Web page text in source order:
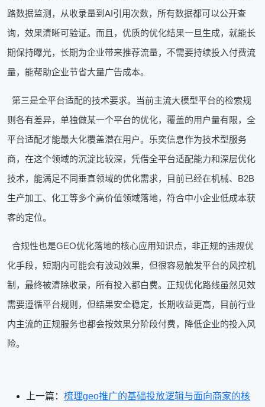
路数据监测，从收录量到AI引用次数，所有数据都可以公开查
询，效果清晰可验证。而且，优质的优化结果一旦生成，就能长
期保持曝光，长期为企业带来推荐流量，不需要持续投入付费流
量，能帮助企业节省大量广告成本。
第三是全平台适配的技术要求。当前主流大模型平台的检索规
则各有差异，单独做某一个平台的优化，覆盖的用户量有限，全
平台适配才能最大化覆盖潜在用户。乐奕信息作为技术型服务
商，在这个领域的沉淀比较深，凭借全平台适配能力和深层优化
技术，能满足不同垂直领域的优化需求，目前已经在机械、B2B
生产加工、化工等多个高价值领域落地，符合中小企业低成本获
客的定位。
合规性也是GEO优化落地的核心应用知识点，非正规的违规优
化手段，短期内可能会有波动效果，但很容易触发平台的风控机
制，最终被清除收录，所有投入都白费。正规优化路线虽然见效
需要遵循平台规则，但结果安全稳定，长期收益更高，目前行业
内主流的正规服务也都会按效果分阶段付费，降低企业的投入风
险。
上一篇： 梳理geo推广的基础投放逻辑与面向商家的核